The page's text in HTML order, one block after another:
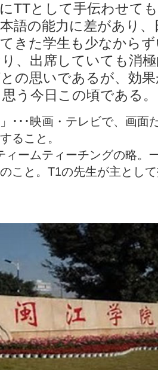
TTとして手伝わせて
語の能力に差があり
きた学生も少なから
、出席していても消
の思いであるが、効
う今日この頃である。
･･･映画・テレビで、画面
ること。
ームティーチングの略。
こと。T1の先生が主とし